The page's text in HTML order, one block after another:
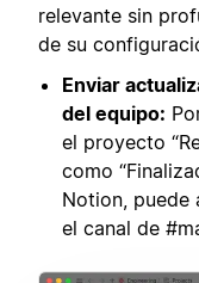
relevante sin
de su
Enviar
del equipo:
el proyecto
como
Notion, puede
el canal de